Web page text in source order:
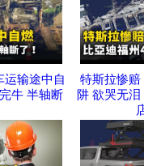
运输途中自
牛 半轴断
特斯拉惨赔
阱 欲哭无